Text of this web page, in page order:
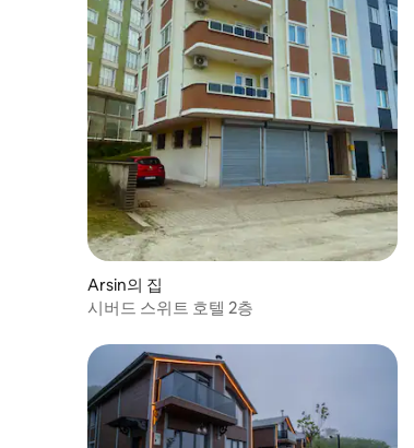
Arsin의 집
시버드 스위트 호텔 2층